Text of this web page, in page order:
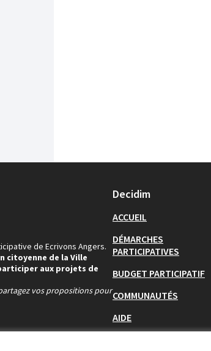
de Ecrivons Angers.
citoyenne de la Ville
aux projets de
vos propositions pour
Decidim
ACCUEIL
DÉMARCHES
PARTICIPATIVES
BUDGET PARTICIPATIF
COMMUNAUTÉS
AIDE